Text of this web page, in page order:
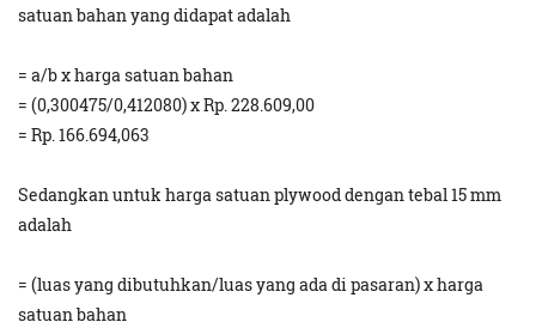
satuan bahan yang didapat adalah
= a/b x harga satuan bahan
= (0,300475/0,412080) x Rp. 228.609,00
= Rp. 166.694,063
Sedangkan untuk harga satuan plywood dengan tebal 15 mm
adalah
= (luas yang dibutuhkan/luas yang ada di pasaran) x harga
satuan bahan